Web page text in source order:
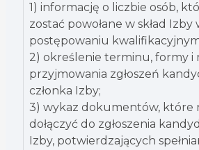
1) informację o liczbie osób,
zostać powołane w skład Izby
postępowaniu
2) określenie terminu, formy i
przyjmowania zgłoszeń
członka Izby;
3) wykaz dokumentów, które
dołączyć do zgłoszenia
Izby, potwierdzających